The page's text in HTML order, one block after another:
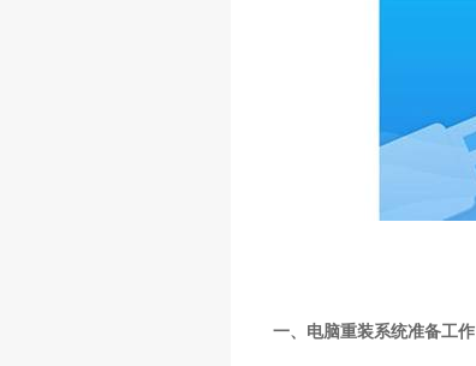
一、电脑重装系统准备工作